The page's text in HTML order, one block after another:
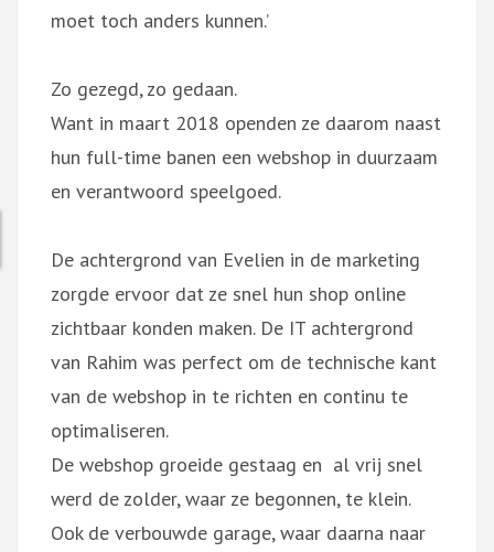
moet toch anders kunnen.’
Zo gezegd, zo gedaan.
Want in maart 2018 openden ze daarom naast
hun full-time banen een webshop in duurzaam
en verantwoord speelgoed.
De achtergrond van Evelien in de marketing
zorgde ervoor dat ze snel hun shop online
zichtbaar konden maken. De IT achtergrond
van Rahim was perfect om de technische kant
van de webshop in te richten en continu te
optimaliseren.
De webshop groeide gestaag en al vrij snel
werd de zolder, waar ze begonnen, te klein.
Ook de verbouwde garage, waar daarna naar